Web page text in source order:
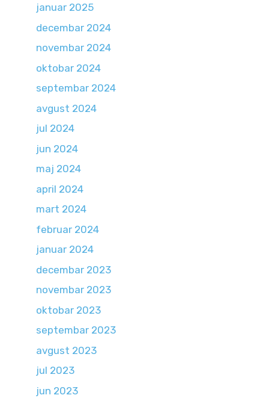
januar 2025
decembar 2024
novembar 2024
oktobar 2024
septembar 2024
avgust 2024
jul 2024
jun 2024
maj 2024
april 2024
mart 2024
februar 2024
januar 2024
decembar 2023
novembar 2023
oktobar 2023
septembar 2023
avgust 2023
jul 2023
jun 2023